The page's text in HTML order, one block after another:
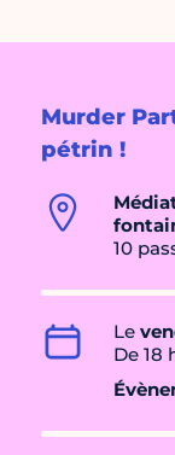
Murder
pétrin !
10
Le
De 18